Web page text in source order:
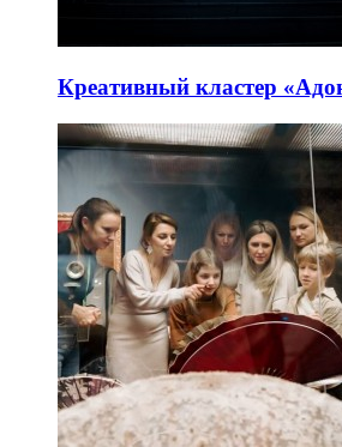
Креативный кластер